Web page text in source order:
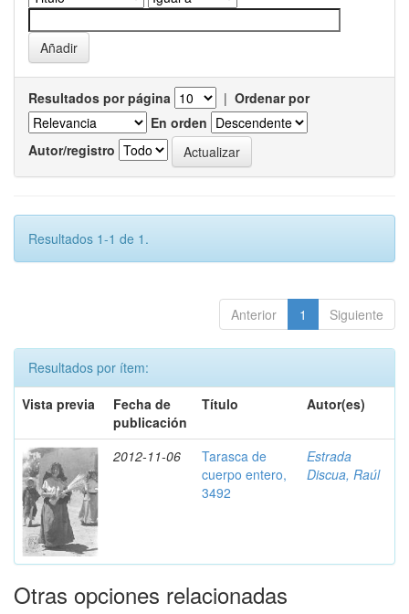
Resultados por página | Ordenar por
En orden
Autor/registro
Resultados 1-1 de 1.
Anterior 1 Siguiente
Resultados por ítem:
Vista previa
Fecha de
publicación
Título Autor(es)
2012-11-06
Tarasca de
cuerpo entero,
3492
Estrada
Discua, Raúl
Otras opciones relacionadas